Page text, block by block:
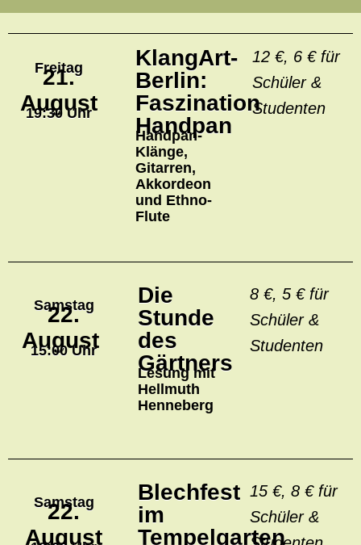
Freitag
21.
August
19:30 Uhr
KlangArt-
Berlin:
Faszination
Handpan
Handpan-
Klänge,
Gitarren,
Akkordeon
und Ethno-
Flute
12 €, 6 € für
Schüler &
Studenten
Samstag
22.
August
15:00 Uhr
Die
Stunde
des
Gärtners
Lesung mit
Hellmuth
Henneberg
8 €, 5 € für
Schüler &
Studenten
Samstag
22.
August
Blechfest
im
Tempelgarten
15 €, 8 € für
Schüler &